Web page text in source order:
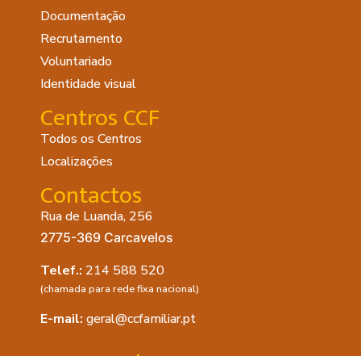
Documentação
Recrutamento
Voluntariado
Identidade visual
Centros CCF
Todos os Centros
Localizações
Contactos
Rua de Luanda, 256
2775-369 Carcavelos
Telef.: 214 588 520
(chamada para rede fixa nacional)
E-mail: geral@ccfamiliar.pt